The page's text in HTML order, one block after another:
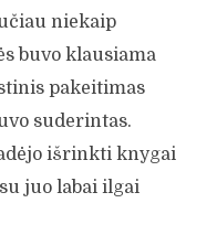
niekaip
buvo klausiama
pakeitimas
suderintas.
išrinkti knygai
juo labai ilgai